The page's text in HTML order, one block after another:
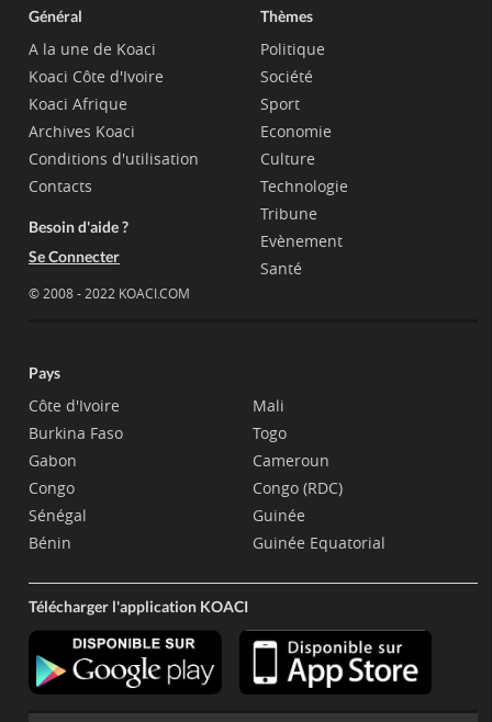
Général
A la une de Koaci
Koaci Côte d'Ivoire
Koaci Afrique
Archives Koaci
Conditions d'utilisation
Contacts
Besoin d'aide ?
Se Connecter
© 2008 - 2022 KOACI.COM
Thèmes
Politique
Société
Sport
Economie
Culture
Technologie
Tribune
Evènement
Santé
Pays
Côte d'Ivoire
Burkina Faso
Gabon
Congo
Sénégal
Bénin
Mali
Togo
Cameroun
Congo (RDC)
Guinée
Guinée Equatorial
Télécharger l'application KOACI